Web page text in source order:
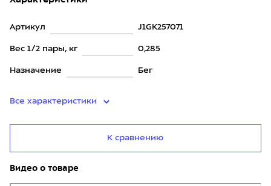
Артикул J1GK257071
Вес 1/2 пары, кг 0,285
Назначение Бег
Все характеристики
К сравнению
Видео о товаре